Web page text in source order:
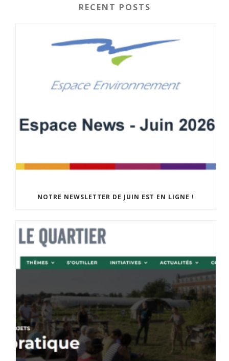
RECENT POSTS
NOTRE NEWSLETTER DE JUIN EST EN LIGNE !